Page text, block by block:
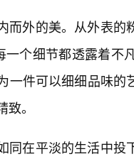
而外的美。从外表的
一个细节都透露着
一件可以细细品味
。
同在平淡的生活中